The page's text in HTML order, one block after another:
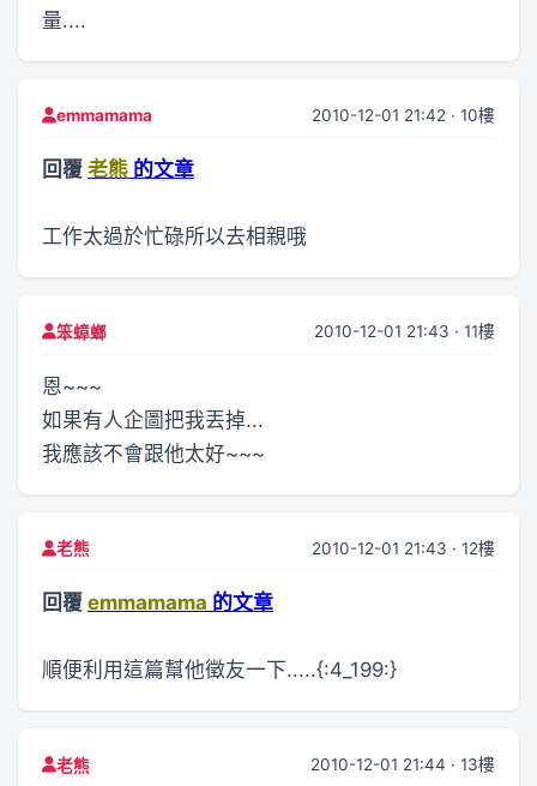
量....
emmamama 2010-12-01 21:42 · 10樓
回覆 老熊 的文章
工作太過於忙碌所以去相親哦
笨蟑螂 2010-12-01 21:43 · 11樓
恩~~~
如果有人企圖把我丟掉...
我應該不會跟他太好~~~
老熊 2010-12-01 21:43 · 12樓
回覆 emmamama 的文章
順便利用這篇幫他徵友一下.....{:4_199:}
老熊 2010-12-01 21:44 · 13樓